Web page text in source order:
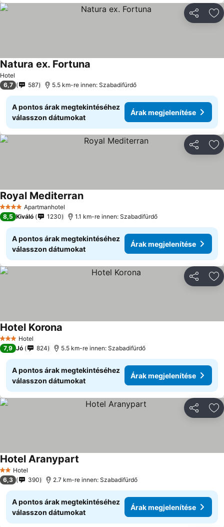
Hotel
Natura ex. Fortuna
6,7 587 5.5 km-re innen: Szabadifürdő
A pontos árak megtekintéséhez
válasszon dátumokat
Árak megjelenítése
4 KategóriaApartmanhotel
Royal Mediterran
8,5 Kiváló 1230 1.1 km-re innen: Szabadifürdő
A pontos árak megtekintéséhez
válasszon dátumokat
Árak megjelenítése
3 Kategória
Hotel
Hotel Korona
7,9 Jó 824 5.5 km-re innen: Szabadifürdő
A pontos árak megtekintéséhez
válasszon dátumokat
Árak megjelenítése
2 Kategória
Hotel
Hotel Aranypart
6,3 390 2.7 km-re innen: Szabadifürdő
A pontos árak megtekintéséhez
válasszon dátumokat
Árak megjelenítése